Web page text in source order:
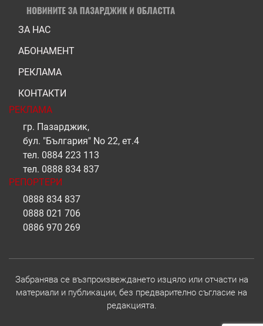
ЗА НАС
АБОНАМЕНТ
РЕКЛАМА
КОНТАКТИ
РЕКЛАМА
гр. Пазарджик,
бул. "България" No 22, ет.4
тел. 0884 223 113
тел. 0888 834 837
РЕПОРТЕРИ
0888 834 837
0888 021 706
0886 970 269
Забранява се възпроизвеждането изцяло или отчасти на
материали и публикации, без предварително съгласие на
редакцията.